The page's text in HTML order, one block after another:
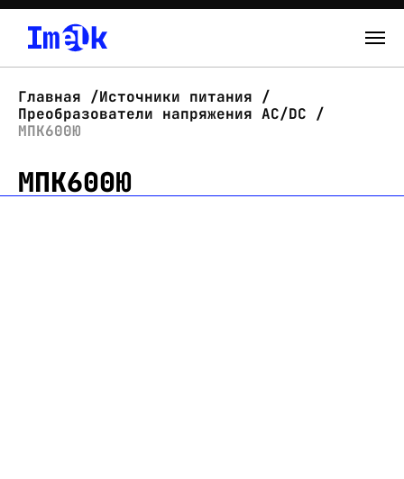
О нас
Главная
Источники питания
Преобразователи напряжения AC/DC
МПК600Ю
МПК600Ю